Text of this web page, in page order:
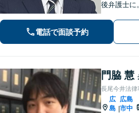
後弁護士に
出すのが
律用語を
電話で面談予約
門脇 慧
長尾今井法律
広
島 |
広島
市中